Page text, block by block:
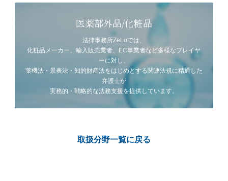
医薬部外品/化粧品
法律事務所ZeLoでは、
化粧品メーカー、輸入販売業者、EC事業者など多様なプレイヤ
ーに対し、
薬機法・景表法・知的財産法をはじめとする関連法規に精通した
弁護士が
実務的・戦略的な法務支援を提供しています。
取扱分野一覧に戻る